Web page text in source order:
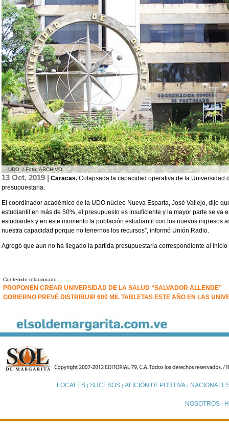
UDO. / Foto: ARCHIVO
13 Oct, 2019 | Caracas. Colapsada la capacidad operativa de la Universidad
presupuestaria.
El coordinador académico de la UDO núcleo Nueva Esparta, José Vallejo, dijo
estudiantil en más de 50%, el presupuesto es insuficiente y la mayor parte se va
estudiantes y en este momento la población estudiantil con los nuevos ingresos
nuestra capacidad porque no tenernos los recursos”, informó Unión Radio.
Agregó que aun no ha llegado la partida presupuestaria correspondiente al
Contenido relacionado
PROPONEN CREAR UNIVERSIDAD DE LA SALUD “SALVADOR ALLENDE”
GOBIERNO PREVÉ DISTRIBUIR 600 MIL TABLETAS ESTE AÑO EN LAS
LOCALES| SUCESOS| AFICIÓN DEPORTIVA|
NOSOTROS |